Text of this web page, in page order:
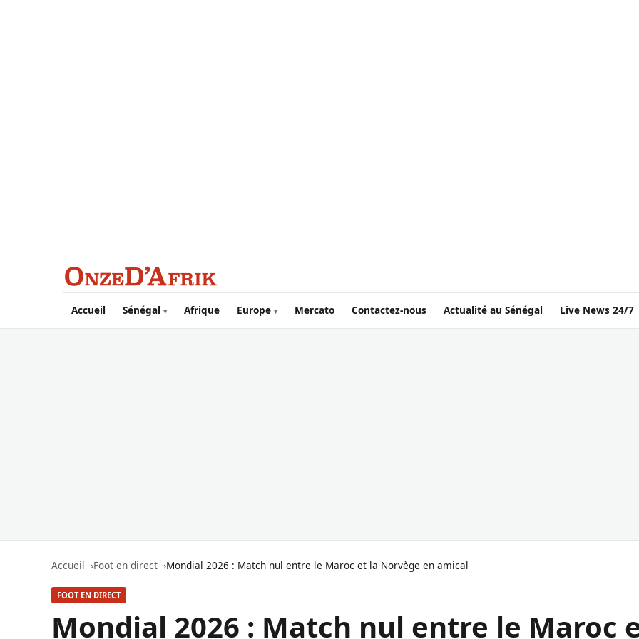
Aller au contenu principal
Accueil Sénégal Afrique Europe Mercato Contactez-nous Actualité au Sénégal Live News 24/7
Accueil Foot en direct Mondial 2026 : Match nul entre le Maroc et la Norvège en amical
FOOT EN DIRECT
Mondial 2026 : Match nul entre le Maroc